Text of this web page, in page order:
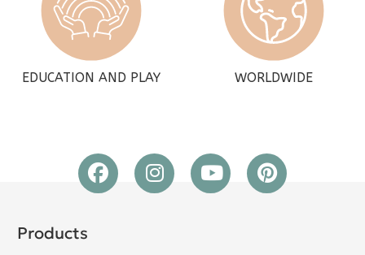
EDUCATION AND PLAY WORLDWIDE
Products